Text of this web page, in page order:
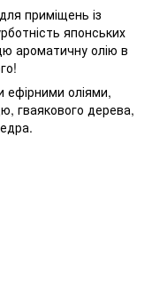
приміщень із
японських
ароматичну олію в
оліями,
гваякового дерева,